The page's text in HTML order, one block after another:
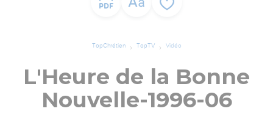
TopChrétien TopTV Vidéo
L'Heure de la Bonne
Nouvelle-1996-06